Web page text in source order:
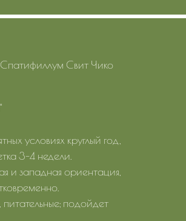
Спатифиллум Свит Чико
условиях круглый год,
3-4 недели.
и западная ориентация,
подойдет